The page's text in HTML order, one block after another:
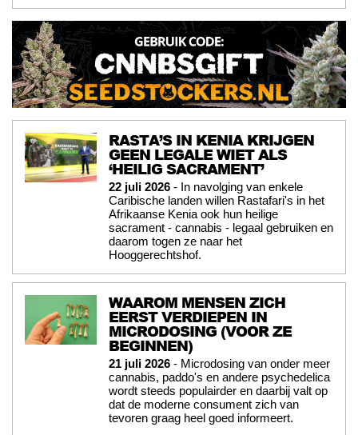
RASTA’S IN KENIA KRIJGEN
GEEN LEGALE WIET ALS
‘HEILIG SACRAMENT’
22 juli 2026 - In navolging van enkele
Caribische landen willen Rastafari's in het
Afrikaanse Kenia ook hun heilige
sacrament - cannabis - legaal gebruiken en
daarom togen ze naar het
Hooggerechtshof.
WAAROM MENSEN ZICH
EERST VERDIEPEN IN
MICRODOSING (VOOR ZE
BEGINNEN)
21 juli 2026 - Microdosing van onder meer
cannabis, paddo's en andere psychedelica
wordt steeds populairder en daarbij valt op
dat de moderne consument zich van
tevoren graag heel goed informeert.